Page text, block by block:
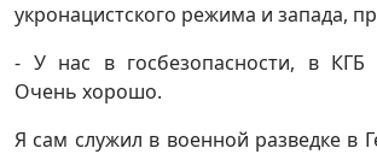
укронацистского режима и запада,
- У нас в госбезопасности, в КГБ
Очень хорошо.
Я сам служил в военной разведке в